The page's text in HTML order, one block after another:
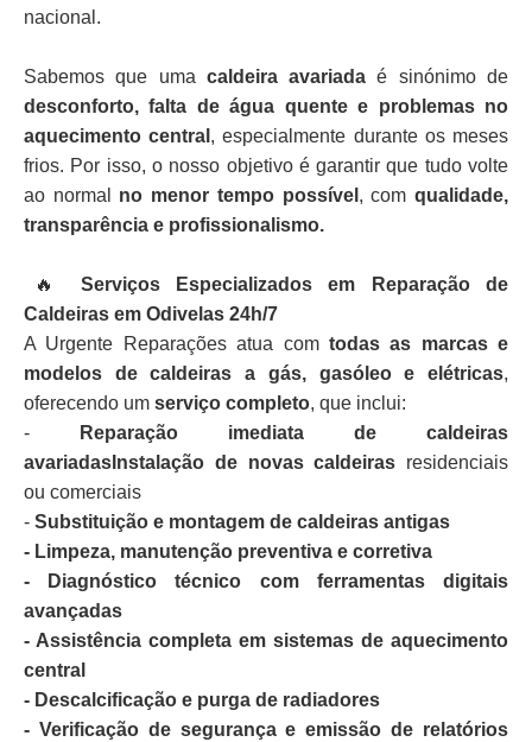
nacional.
Sabemos que uma caldeira avariada é sinónimo de
desconforto, falta de água quente e problemas no
aquecimento central , especialmente durante os meses
frios. Por isso, o nosso objetivo é garantir que tudo volte
ao normal no menor tempo possível , comqualidade,
transparência e profissionalismo.
🔥
Serviços Especializados em Reparação de
Caldeiras em Odivelas 24h/7
A Urgente Reparações atua com todas as marcas e
modelos de caldeiras a gás, gasóleo e elétricas,
oferecendo um serviço completo, que inclui:
-
Reparação imediata de caldeiras
avariadasInstalação de novas caldeiras residenciais
ou comerciais
- Substituição e montagem de caldeiras antigas
- Limpeza, manutenção preventiva e corretiva
- Diagnóstico técnico com ferramentas digitais
avançadas
- Assistência completa em sistemas de aquecimento
central
- Descalcificação e purga de radiadores
- Verificação de segurança e emissão de relatórios